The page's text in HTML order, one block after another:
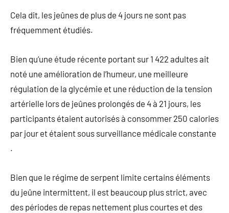
Cela dit, les jeûnes de plus de 4 jours ne sont pas
fréquemment étudiés.
Bien qu’une étude récente portant sur 1 422 adultes ait
noté une amélioration de l’humeur, une meilleure
régulation de la glycémie et une réduction de la tension
artérielle lors de jeûnes prolongés de 4 à 21 jours, les
participants étaient autorisés à consommer 250 calories
par jour et étaient sous surveillance médicale constante
.
Bien que le régime de serpent limite certains éléments
du jeûne intermittent, il est beaucoup plus strict, avec
des périodes de repas nettement plus courtes et des